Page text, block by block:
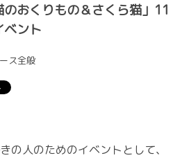
おくりもの＆さくら猫」11
ベント
ス全般
人のためのイベントとして、